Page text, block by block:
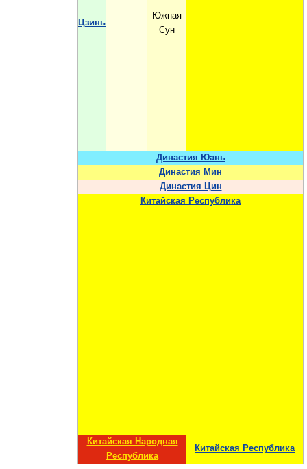
Цзинь
Южная
Сун
Династия Юань
Династия Мин
Династия Цин
Китайская Республика
Китайская Народная
Республика
Китайская Республика